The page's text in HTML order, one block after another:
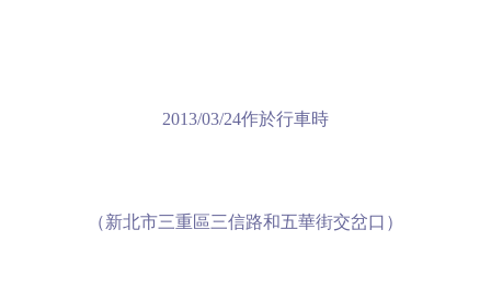
2013/03/24作於行車時
（新北市三重區三信路和五華街交岔口）